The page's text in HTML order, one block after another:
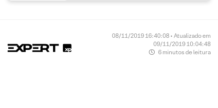
08/11/2019 16:40:08 • Atualizado em
09/11/2019 10:04:48
6 minutos de leitura